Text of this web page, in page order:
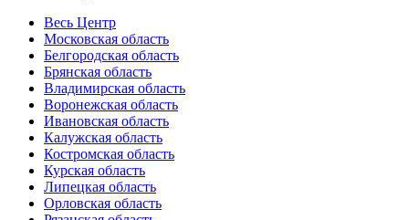
Весь Центр
Московская область
Белгородская область
Брянская область
Владимирская область
Воронежская область
Ивановская область
Калужская область
Костромская область
Курская область
Липецкая область
Орловская область